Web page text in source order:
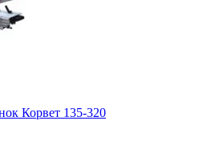
Корвет 135-320